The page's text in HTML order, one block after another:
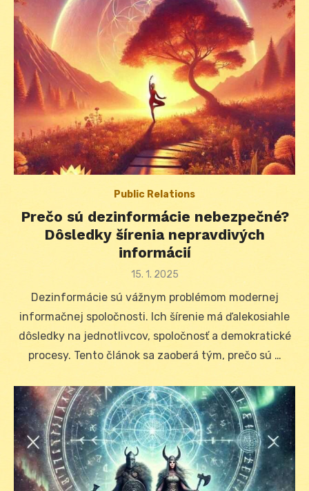
Public Relations
Prečo sú dezinformácie nebezpečné?
Dôsledky šírenia nepravdivých
informácií
Posted
15. 1. 2025
Dezinformácie sú vážnym problémom modernej
informačnej spoločnosti. Ich šírenie má ďalekosiahle
dôsledky na jednotlivcov, spoločnosť a demokratické
procesy. Tento článok sa zaoberá tým, prečo sú …